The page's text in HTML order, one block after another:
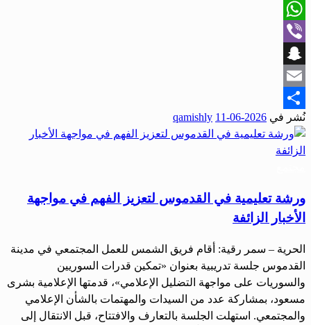
X
WhatsApp
Viber
Snapchat
Email
Share
نُشر في 2026-06-11
qamishly
ورشة تعليمية في القدموس لتعزيز الفهم في مواجهة
الأخبار الزائفة
الحرية – سمر رقية: أقام فريق الشمس للعمل المجتمعي في مدينة
القدموس جلسة تدريبية بعنوان «تمكين قدرات السوريين
والسوريات على مواجهة التضليل الإعلامي»، قدمتها الإعلامية بشرى
مسعود، بمشاركة عدد من السيدات والمهتمات بالشأن الإعلامي
والمجتمعي. استهلت الجلسة بالتعارف والافتتاح، قبل الانتقال إلى